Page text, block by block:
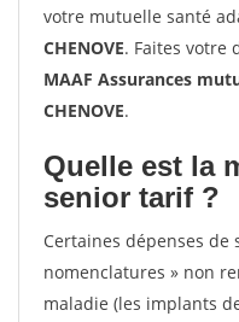
votre mutuelle santé
CHENOVE. Faites votre
MAAF Assurances
CHENOVE.
Quelle est la
senior tarif ?
Certaines dépenses de
nomenclatures » non
maladie (les implants